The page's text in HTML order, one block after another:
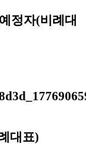
정자(비례대
대표)